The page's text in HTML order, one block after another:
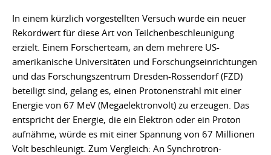
In einem kürzlich vorgestellten Versuch wurde ein neuer
Rekordwert für diese Art von Teilchenbeschleunigung
erzielt. Einem Forscherteam, an dem mehrere US-
amerikanische Universitäten und Forschungseinrichtungen
und das Forschungszentrum Dresden-Rossendorf (FZD)
beteiligt sind, gelang es, einen Protonenstrahl mit einer
Energie von 67 MeV (Megaelektronvolt) zu erzeugen. Das
entspricht der Energie, die ein Elektron oder ein Proton
aufnähme, würde es mit einer Spannung von 67 Millionen
Volt beschleunigt. Zum Vergleich: An Synchrotron-